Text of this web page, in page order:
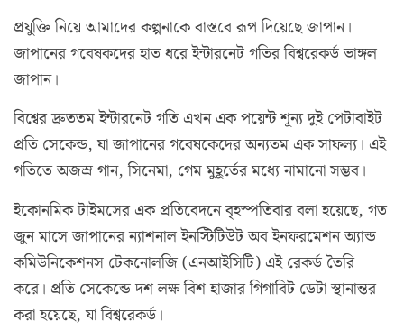
প্রযুক্তি নিয়ে আমাদের কল্পনাকে বাস্তবে রূপ দিয়েছে জাপান।
জাপানের গবেষকদের হাত ধরে ইন্টারনেট গতির বিশ্বরেকর্ড ভাঙ্গল
জাপান।
বিশ্বের দ্রুততম ইন্টারনেট গতি এখন এক পয়েন্ট শূন্য দুই পেটাবাইট
প্রতি সেকেন্ড, যা জাপানের গবেষকেদের অন্যতম এক সাফল্য। এই
গতিতে অজস্র গান, সিনেমা, গেম মুহূর্তের মধ্যে নামানো সম্ভব।
ইকোনমিক টাইমসের এক প্রতিবেদনে বৃহস্পতিবার বলা হয়েছে, গত
জুন মাসে জাপানের ন্যাশনাল ইনস্টিটিউট অব ইনফরমেশন অ্যান্ড
কমিউনিকেশনস টেকনোলজি (এনআইসিটি) এই রেকর্ড তৈরি
করে। প্রতি সেকেন্ডে দশ লক্ষ বিশ হাজার গিগাবিট ডেটা স্থানান্তর
করা হয়েছে, যা বিশ্বরেকর্ড।